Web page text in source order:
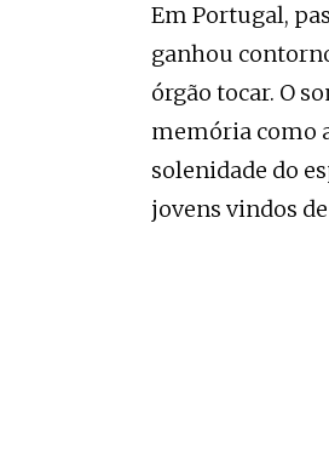
Em Portugal,
ganhou
órgão tocar. O
memória como
solenidade do
jovens vindos